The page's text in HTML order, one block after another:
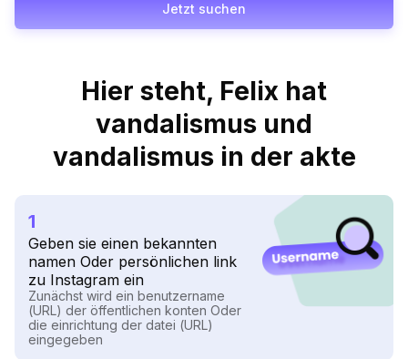
Jetzt suchen
Hier steht, Felix hat
vandalismus und
vandalismus in der akte
1
Geben sie einen bekannten
namen Oder persönlichen link
zu Instagram ein
Zunächst wird ein benutzername
(URL) der öffentlichen konten Oder
die einrichtung der datei (URL)
eingegeben